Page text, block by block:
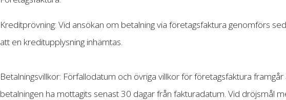
Kreditprövning: Vid ansökan om betalning via företagsfaktura genomförs
att en kreditupplysning inhämtas.
Betalningsvillkor: Förfallodatum och övriga villkor för företagsfaktura
betalningen ha mottagits senast 30 dagar från fakturadatum. Vid dröjsmål